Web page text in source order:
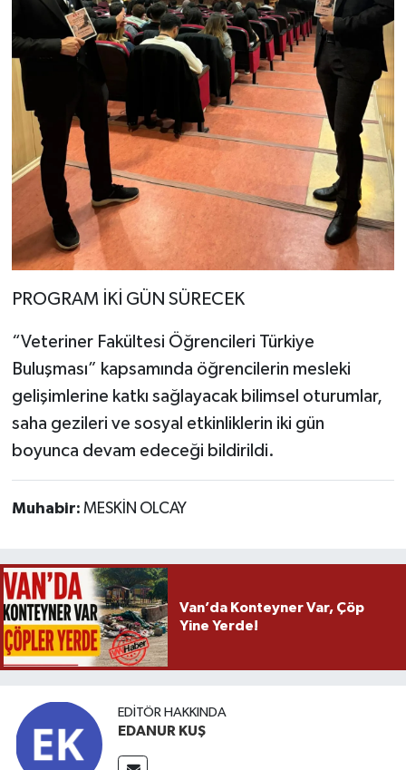
PROGRAM İKİ GÜN SÜRECEK
“Veteriner Fakültesi Öğrencileri Türkiye
Buluşması” kapsamında öğrencilerin mesleki
gelişimlerine katkı sağlayacak bilimsel oturumlar,
saha gezileri ve sosyal etkinliklerin iki gün
boyunca devam edeceği bildirildi.
Muhabir: MESKİN OLCAY
Van’da Konteyner Var, Çöp
Yine Yerde!
EDITÖR HAKKINDA
EDANUR KUŞ